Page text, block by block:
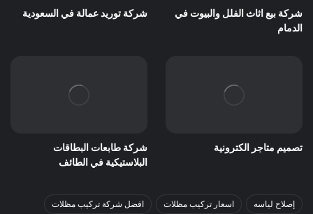
شركة بيع اثاث الفلل والبيوت في
الدمام
شركة توريد عمالة في السعودية
تصميم متاجر الكترونية
شركة طابعات البطاقات
البلاستيكية في الطائف
إصلاح لياسه اسعار تركيب مظلات افضل شركة تركيب مظلات